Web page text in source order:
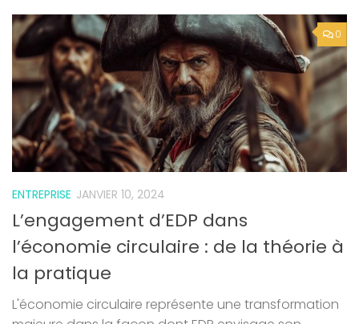
0
ENTREPRISE JANVIER 10, 2024
L’engagement d’EDP dans
l’économie circulaire : de la théorie à
la pratique
L'économie circulaire représente une transformation